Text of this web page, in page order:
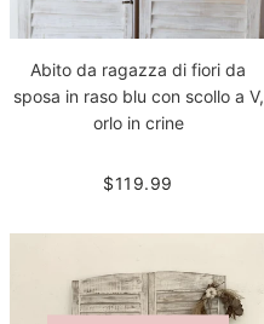
Abito da ragazza di fiori da
sposa in raso blu con scollo a V,
orlo in crine
$119.99